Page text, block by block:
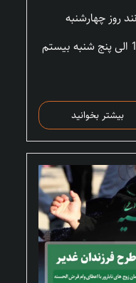
روز چهارشنبه
نوزدهم شهریور 1404 از ساعت 12 الی پنج شنبه بیستم
بیشتر بخوانید